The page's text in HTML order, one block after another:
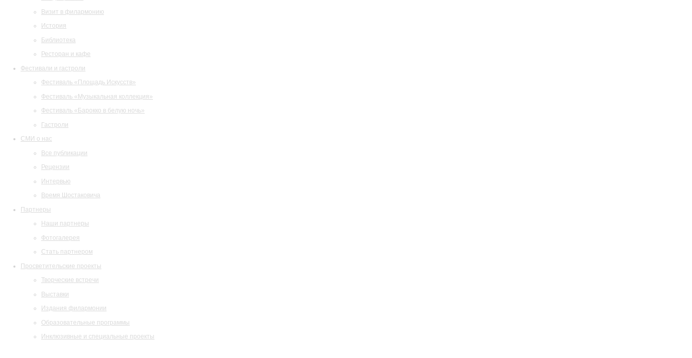
Визит в филармонию
История
Библиотека
Ресторан и кафе
Фестивали и гастроли
Фестиваль «Площадь Искусств»
Фестиваль «Музыкальная коллекция»
Фестиваль «Барокко в белую ночь»
Гастроли
СМИ о нас
Все публикации
Рецензии
Интервью
Время Шостаковича
Партнеры
Наши партнеры
Фотогалерея
Стать партнером
Просветительские проекты
Творческие встречи
Выставки
Издания филармонии
Образовательные программы
Инклюзивные и специальные проекты